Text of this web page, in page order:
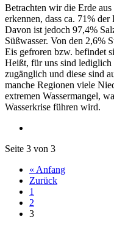
Betrachten wir die Erde
erkennen, dass ca. 71%
Davon ist jedoch 97,4%
Süßwasser. Von den 2,6%
Eis gefroren bzw. befindet
Heißt, für uns sind lediglich
zugänglich und diese sind
manche Regionen viele
extremen Wassermangel,
Wasserkrise führen wird.
Seite 3 von 3
« Anfang
Zurück
1
2
3